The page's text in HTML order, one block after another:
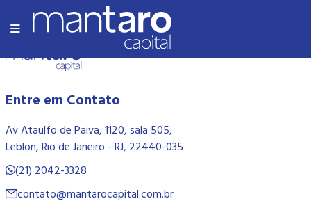
Olá Mundo!
Entre em Contato
Av Ataulfo de Paiva, 1120, sala 505,
Leblon, Rio de Janeiro - RJ, 22440-035
(21) 2042-3328
contato@mantarocapital.com.br